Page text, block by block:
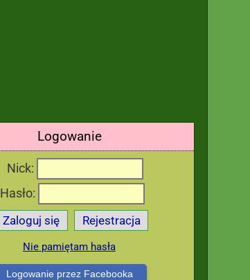
Logowanie
Nick:
Hasło:
Zaloguj się Rejestracja
Nie pamiętam hasła
Logowanie przez Facebooka